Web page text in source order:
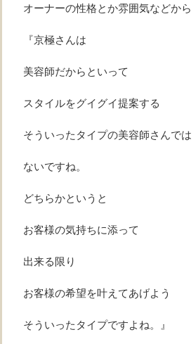
オーナーの性格とか雰囲気などから
『京極さんは
美容師だからといって
スタイルをグイグイ提案する
そういったタイプの美容師さんでは
ないですね。
どちらかというと
お客様の気持ちに添って
出来る限り
お客様の希望を叶えてあげよう
そういったタイプですよね。』